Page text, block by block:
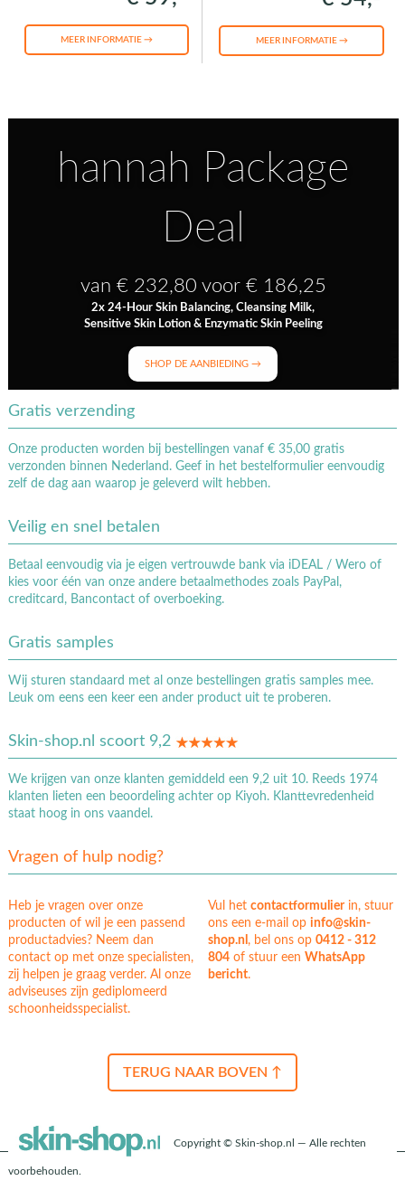
MEER INFORMATIE → MEER INFORMATIE →
hannah Package
Deal
van € 232,80 voor € 186,25
2x 24-Hour Skin Balancing, Cleansing Milk,
Sensitive Skin Lotion & Enzymatic Skin Peeling
SHOP DE AANBIEDING →
Gratis verzending
Onze producten worden bij bestellingen vanaf € 35,00 gratis
verzonden binnen Nederland. Geef in het bestelformulier eenvoudig
zelf de dag aan waarop je geleverd wilt hebben.
Veilig en snel betalen
Betaal eenvoudig via je eigen vertrouwde bank via iDEAL / Wero of
kies voor één van onze andere betaalmethodes zoals PayPal,
creditcard, Bancontact of overboeking.
Gratis samples
Wij sturen standaard met al onze bestellingen gratis samples mee.
Leuk om eens een keer een ander product uit te proberen.
Skin-shop.nl scoort 9,2
We krijgen van onze klanten gemiddeld een 9,2 uit 10. Reeds 1974
klanten lieten een beoordeling achter op Kiyoh. Klanttevredenheid
staat hoog in ons vaandel.
Vragen of hulp nodig?
Heb je vragen over onze
producten of wil je een passend
productadvies? Neem dan
contact op met onze specialisten,
zij helpen je graag verder. Al onze
adviseuses zijn gediplomeerd
schoonheidsspecialist.
Vul hetcontactformulierin, stuur
ons een e-mail op info@skin-
shop.nl, bel ons op0412 - 312
804 of stuur eenWhatsApp
bericht.
TERUG NAAR BOVEN ↑
Copyright © Skin-shop.nl — Alle rechten
voorbehouden.